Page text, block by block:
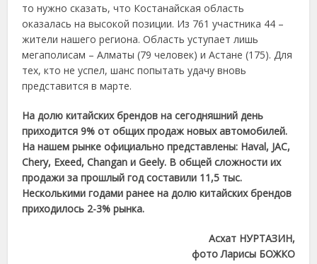
то нужно сказать, что Костанайская область
оказалась на высокой позиции. Из 761 участника 44 –
жители нашего региона. Область уступает лишь
мегаполисам – Алматы (79 человек) и Астане (175). Для
тех, кто не успел, шанс попытать удачу вновь
представится в марте.
На долю китайских брендов на сегодняшний день
приходится 9% от общих продаж новых автомобилей.
На нашем рынке официально представлены: Haval, JAC,
Chery, Exeed, Changan и Geely. В общей сложности их
продажи за прошлый год составили 11,5 тыс.
Несколькими годами ранее на долю китайских брендов
приходилось 2-3% рынка.
Асхат НУРТАЗИН,
фото Ларисы БОЖКО